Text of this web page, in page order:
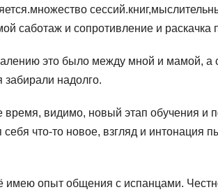
саботаж и сопротивление и раскачка
это было между мной и мамой, а
надолго.
видимо, новый этап обучения и
что-то новое, взгляд и интонация
имею опыт общения с испанцами.